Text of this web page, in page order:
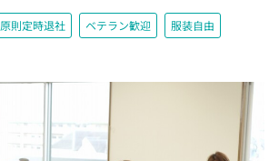
原則定時退社 ベテラン歓迎 服装自由